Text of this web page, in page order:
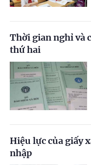
Thời gian nghỉ và
thứ hai
Hiệu lực của giấy
nhập